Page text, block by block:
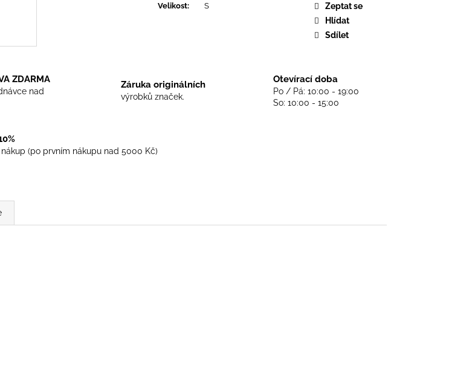
Velikost: S
Zeptat se
Hlídat
Sdílet
ZDARMA
nad
Záruka originálních
výrobků značek.
Otevírací doba
Po / Pá: 10:00 - 19:00
So: 10:00 - 15:00
(po prvním nákupu nad 5000 Kč)
TRIKO SKINHEADS NEVER DIE - BLACK